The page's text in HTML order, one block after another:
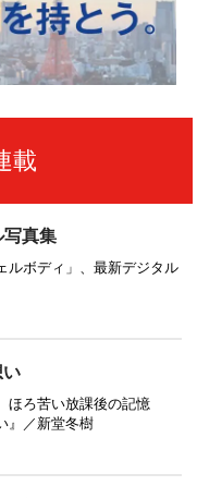
載
写真集
ルボディ」、最新デジタル
い
ほろ苦い放課後の記憶
』／新堂冬樹